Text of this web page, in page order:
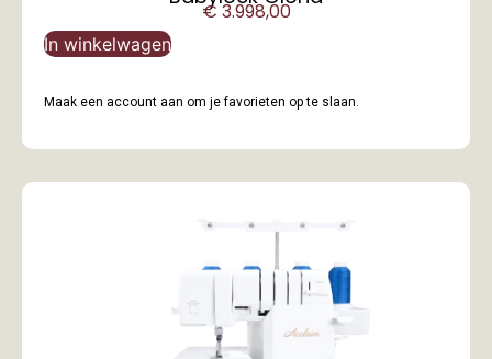
€3.998,00
In winkelwagen
Maak een account aan om je favorieten op te slaan.